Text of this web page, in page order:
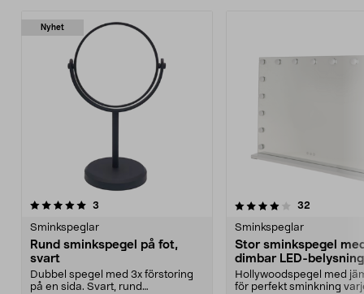
Nyhet
3
Sminkspeglar
Rund sminkspegel på fot,
svart
Dubbel spegel med 3x förstoring
på en sida. Svart, rund
4.0 av 5 stjärnor 32
Sminkspeglar
Stor sminkspegel
dimbar LED-
x 62 cm
Hollywoodspegel med
för perfekt sminkning
4.5 av 5 stjärnor